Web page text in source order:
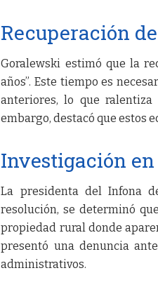
Recuperación
Goralewski estimó que la
años”. Este tiempo es
anteriores, lo que ralentiza
embargo, destacó que estos
Investigación
La presidenta del Infona
resolución, se determinó
propiedad rural donde
presentó una denuncia
administrativos.